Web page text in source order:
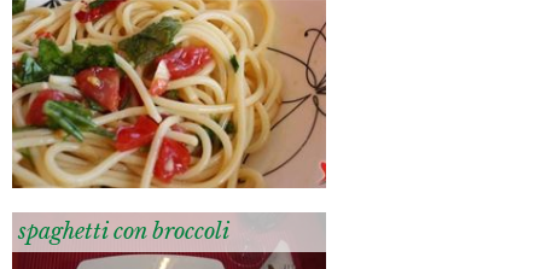
spaghetti con broccoli